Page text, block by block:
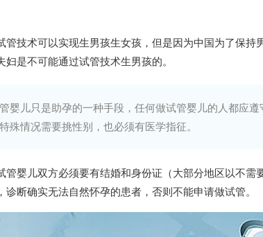
管技术可以实现生男孩生女孩，但是因为中国为了保持
妇是不可能通过试管技术生男孩的。
婴儿只是助孕的一种手段，任何做试管婴儿的人都应
殊情况需要挑性别，也必须有医学指征。
管婴儿双方必须要有结婚和身份证（大部分地区以不需
诊断确实无法自然怀孕的患者，否则不能申请做试管。